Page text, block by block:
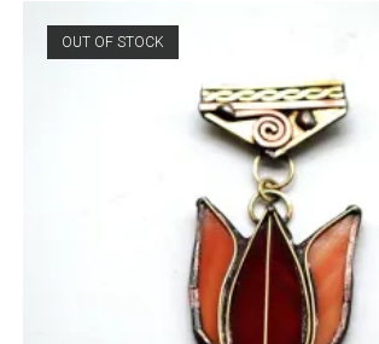
OUT OF STOCK